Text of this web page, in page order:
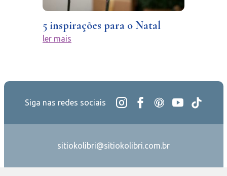
5 inspirações para o Natal
ler mais
Siga nas redes sociais
sitiokolibri@sitiokolibri.com.br